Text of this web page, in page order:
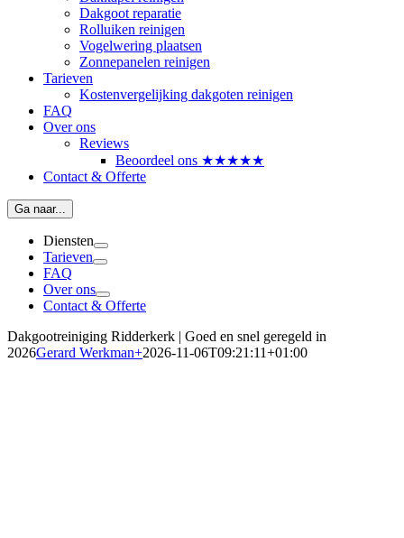
Dakgoot reparatie
Rolluiken reinigen
Vogelwering plaatsen
Zonnepanelen reinigen
Tarieven
Kostenvergelijking dakgoten reinigen
FAQ
Over ons
Reviews
Beoordeel ons ★★★★★
Contact & Offerte
Ga naar...
Diensten
Tarieven
FAQ
Over ons
Contact & Offerte
Dakgootreiniging Ridderkerk | Goed en snel geregeld in
2026Gerard Werkman+2026-11-06T09:21:11+01:00